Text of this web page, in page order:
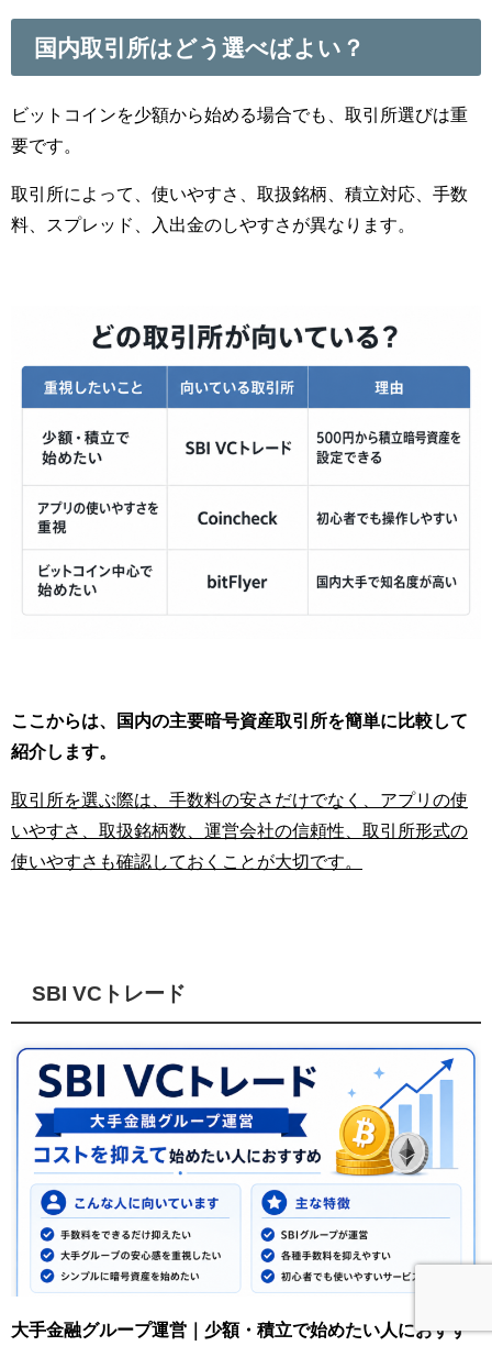
国内取引所はどう選べばよい？
ビットコインを少額から始める場合でも、取引所選びは重
要です。
取引所によって、使いやすさ、取扱銘柄、積立対応、手数
料、スプレッド、入出金のしやすさが異なります。
ここからは、国内の主要暗号資産取引所を簡単に比較して
紹介します。
取引所を選ぶ際は、手数料の安さだけでなく、アプリの使
いやすさ、取扱銘柄数、運営会社の信頼性、取引所形式の
使いやすさも確認しておくことが大切です。
SBI VCトレード
大手金融グループ運営｜少額・積立で始めたい人におすす